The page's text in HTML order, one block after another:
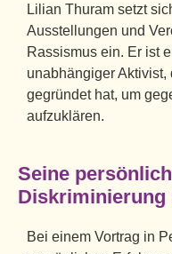
Lilian Thuram setzt
Ausstellungen und
Rassismus ein. Er ist
unabhängiger
gegründet hat, um
aufzuklären.
Seine
Diskriminierung
Bei einem Vortrag in